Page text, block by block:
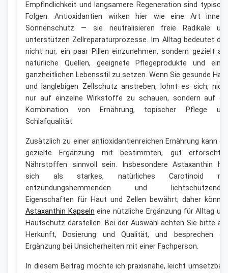
Empfindlichkeit und langsamere Regeneration sind
Folgen. Antioxidantien wirken hier wie eine Art
Sonnenschutz — sie neutralisieren freie Radikale
unterstützen Zellreparaturprozesse. Im Alltag bedeutet
nicht nur, ein paar Pillen einzunehmen, sondern gezielt
natürliche Quellen, geeignete Pflegeprodukte und
ganzheitlichen Lebensstil zu setzen. Wenn Sie gesunde
und langlebigen Zellschutz anstreben, lohnt es sich,
nur auf einzelne Wirkstoffe zu schauen, sondern auf
Kombination von Ernährung, topischer Pflege
Schlafqualität.
Zusätzlich zu einer antioxidantienreichen Ernährung kann
gezielte Ergänzung mit bestimmten, gut
Nährstoffen sinnvoll sein. Insbesondere Astaxanthin
sich als starkes, natürliches Carotinoid
entzündungshemmenden und
Eigenschaften für Haut und Zellen bewährt; daher
Astaxanthin Kapseln eine nützliche Ergänzung für Alltag
Hautschutz darstellen. Bei der Auswahl achten Sie bitte
Herkunft, Dosierung und Qualität, und besprechen
Ergänzung bei Unsicherheiten mit einer Fachperson.
In diesem Beitrag möchte ich praxisnahe, leicht